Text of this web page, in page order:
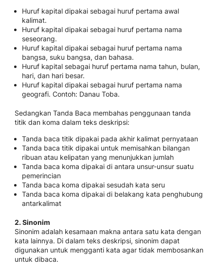
Huruf kapital dipakai sebagai huruf pertama awal
kalimat.
Huruf kapital dipakai sebagai huruf pertama nama
seseorang.
Huruf kapital dipakai sebagai huruf pertama nama
bangsa, suku bangsa, dan bahasa.
Huruf kapital sebagai huruf pertama nama tahun, bulan,
hari, dan hari besar.
Huruf kapital dipakai sebagai huruf pertama nama
geografi. Contoh: Danau Toba.
Sedangkan Tanda Baca membahas penggunaan tanda
titik dan koma dalam teks deskripsi:
Tanda baca titik dipakai pada akhir kalimat pernyataan
Tanda baca titik dipakai untuk memisahkan bilangan
ribuan atau kelipatan yang menunjukkan jumlah
Tanda baca koma dipakai di antara unsur-unsur suatu
pemerincian
Tanda baca koma dipakai sesudah kata seru
Tanda baca koma dipakai di belakang kata penghubung
antarkalimat
2. Sinonim
Sinonim adalah kesamaan makna antara satu kata dengan
kata lainnya. Di dalam teks deskripsi, sinonim dapat
digunakan untuk mengganti kata agar tidak membosankan
untuk dibaca.